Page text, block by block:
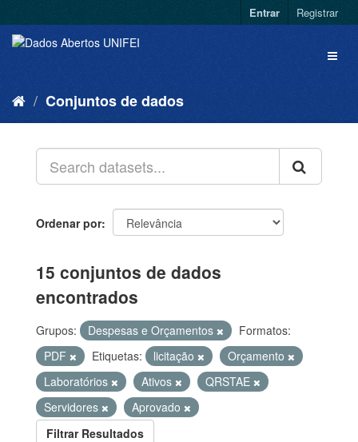
Entrar Registrar
Conjuntos de dados
Ordenar por
15 conjuntos de dados
encontrados
Grupos: Despesas e Orçamentos
Formatos:
PDF
Etiquetas: licitação
Orçamento
Laboratórios
Ativos
QRSTAE
Servidores
Aprovado
Filtrar Resultados